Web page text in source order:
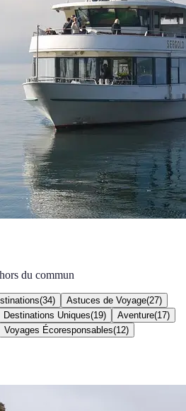
du commun
(34) Astuces de Voyage(27)
Destinations Uniques(19) Aventure(17)
Voyages Écoresponsables(12)